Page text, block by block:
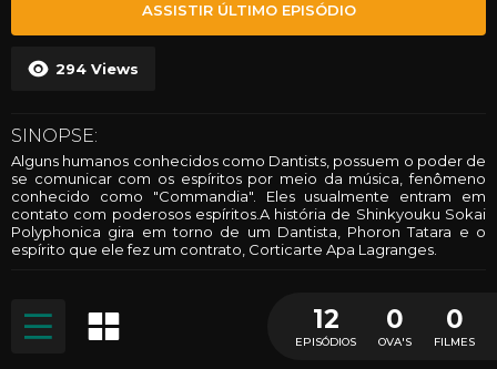
294 Views
ASSISTIR ÚLTIMO EPISÓDIO
SINOPSE:
Alguns humanos conhecidos como Dantists, possuem o poder de
se comunicar com os espíritos por meio da música, fenômeno
conhecido como "Commandia". Eles usualmente entram em
contato com poderosos espíritos.A história de Shinkyouku Sokai
Polyphonica gira em torno de um Dantista, Phoron Tatara e o
espírito que ele fez um contrato, Corticarte Apa Lagranges.
12
EPISÓDIOS
0
OVA'S
0
FILMES